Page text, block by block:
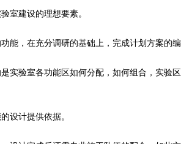
室建设的理想要素。
，在充分调研的基础上，完成计划方案的编
验室各功能区如何分配，如何组合，实验
设计提供依据。